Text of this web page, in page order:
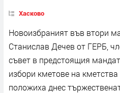
Хасково
Новоизбраният във втори
Станислав Дечев от ГЕРБ,
съвет в предстоящия
избори кметове на
положиха днес